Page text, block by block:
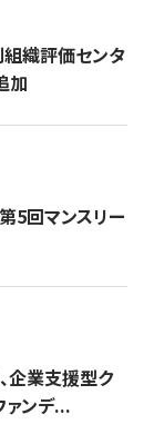
組織評価センタ
加
5回マンスリー
企業支援型ク
ァンデ...